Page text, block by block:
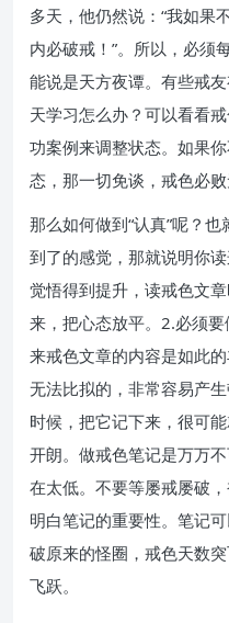
多天，他仍然说：“我如果
内必破戒！”。所以，必须
能说是天方夜谭。有些戒
天学习怎么办？可以看看
功案例来调整状态。如果
态，那一切免谈，戒色必败
那么如何做到“认真”呢？
到了的感觉，那就说明你
觉悟得到提升，读戒色文
来，把心态放平。2.必须
来戒色文章的内容是如此
无法比拟的，非常容易产
时候，把它记下来，很可
开朗。做戒色笔记是万万
在太低。不要等屡戒屡破
明白笔记的重要性。笔记
破原来的怪圈，戒色天数
飞跃。